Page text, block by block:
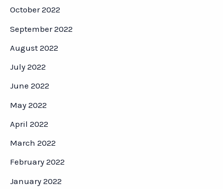
October 2022
September 2022
August 2022
July 2022
June 2022
May 2022
April 2022
March 2022
February 2022
January 2022